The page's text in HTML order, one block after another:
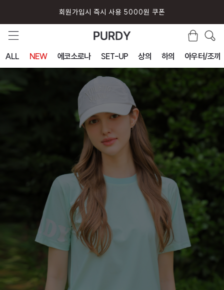
회원가입시 즉시 사용 5000원 쿠폰
ALL NEW 에코소로나 SET-UP 상의 하의 아우터/조끼